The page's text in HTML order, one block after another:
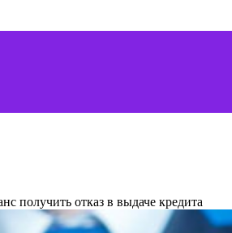
получить отказ в выдаче кредита